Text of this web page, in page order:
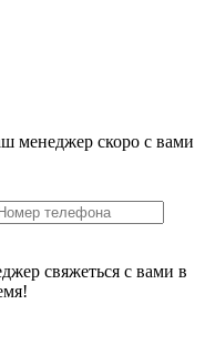
менеджер скоро с вами
свяжеться с вами в